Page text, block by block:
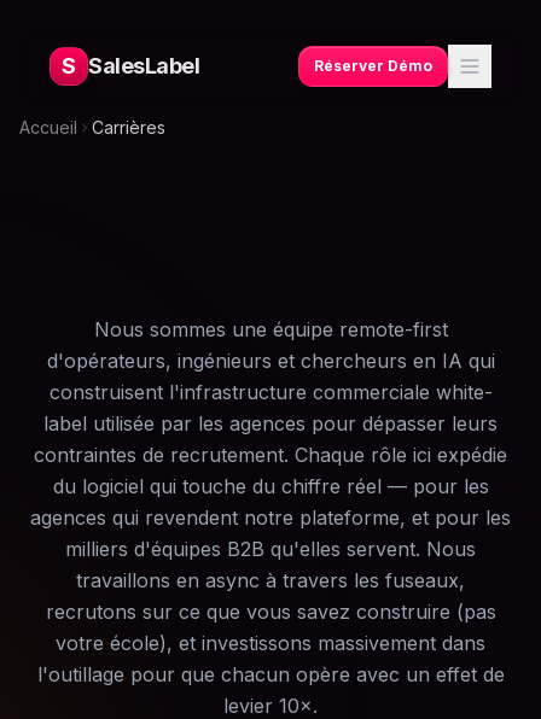
S SalesLabel Réserver Démo
Accueil Carrières
Nous sommes une équipe remote-first
d'opérateurs, ingénieurs et chercheurs en IA qui
construisent l'infrastructure commerciale white-
label utilisée par les agences pour dépasser leurs
contraintes de recrutement. Chaque rôle ici expédie
du logiciel qui touche du chiffre réel — pour les
agences qui revendent notre plateforme, et pour les
milliers d'équipes B2B qu'elles servent. Nous
travaillons en async à travers les fuseaux,
recrutons sur ce que vous savez construire (pas
votre école), et investissons massivement dans
l'outillage pour que chacun opère avec un effet de
levier 10×.